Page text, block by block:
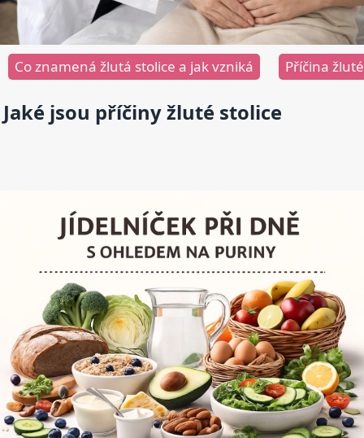
Co znamená žlutá stolice a jak vzniká Příčina
Jaké jsou příčiny žluté stolice